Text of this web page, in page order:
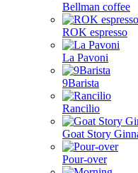
Bellman coffee
ROK espresso
La Pavoni
9Barista
Rancilio
Goat Story
Pour-over